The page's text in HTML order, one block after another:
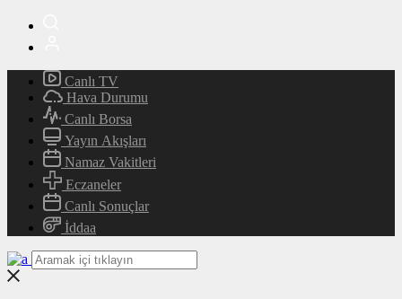
Canlı TV
Hava Durumu
Canlı Borsa
Yayın Akışları
Namaz Vakitleri
Eczaneler
Canlı Sonuçlar
İddaa